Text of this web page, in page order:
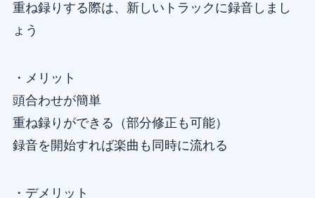
重ね録りする際は、新しいトラックに録音しまし
ょう
・メリット
頭合わせが簡単
重ね録りができる（部分修正も可能）
録音を開始すれば楽曲も同時に流れる
・デメリット